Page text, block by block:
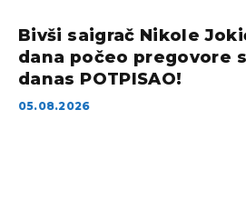
Bivši saigrač Nikole
dana počeo pregovore
danas POTPISAO!
05.08.2026